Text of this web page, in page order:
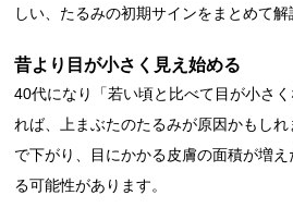
しい、たるみの初期サインをまとめて解
昔より目が小さく見え始める
40代になり「若い頃と比べて目が小さ
れば、上まぶたのたるみが原因かもし
で下がり、目にかかる皮膚の面積が増
る可能性があります。